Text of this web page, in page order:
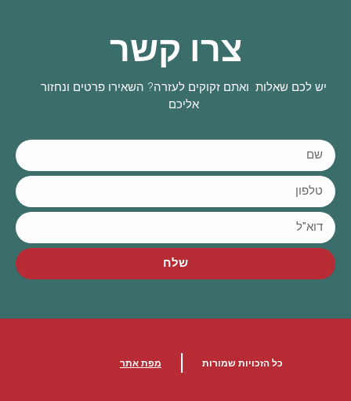
צרו קשר
יש לכם שאלות ואתם זקוקים לעזרה? השאירו פרטים ונחזור
אליכם
שלח
כל הזכויות שמורות | מפת אתר